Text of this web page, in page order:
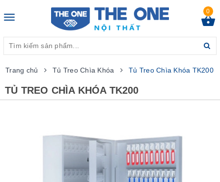
Toggle
0
Trang chủ Tủ Treo Chìa Khóa Tủ Treo Chìa Khóa TK200
TỦ TREO CHÌA KHÓA TK200